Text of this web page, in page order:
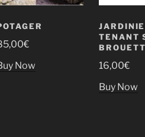
€
Now
TENANT
16,00€
Buy Now